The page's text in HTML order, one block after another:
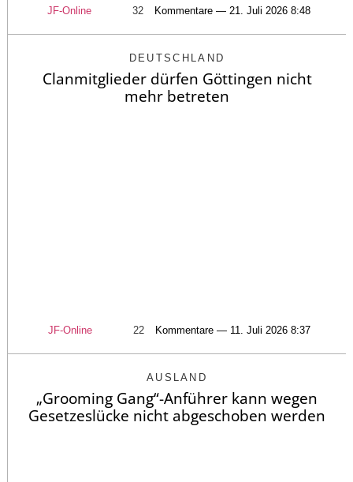
JF-Online 32 Kommentare — 21. Juli 2026 8:48
DEUTSCHLAND
Clanmitglieder dürfen Göttingen nicht
mehr betreten
JF-Online 22 Kommentare — 11. Juli 2026 8:37
AUSLAND
„Grooming Gang“-Anführer kann wegen
Gesetzeslücke nicht abgeschoben werden